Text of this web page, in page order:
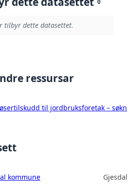
0
tilbyr dette datasettet.
ressursar
til jordbruksforetak –
kommune